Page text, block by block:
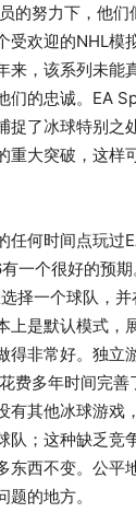
的努力下，他
受欢迎的NHL模
来，该系列未能
们的忠诚。EA
捉了冰球特别之
重大突破，这样
任何时间点玩过
一个很好的预
择一个球队，
上是默认模式，
得非常好。独立
费多年时间完
有其他冰球游戏
队；这种缺乏竞
东西不变。公平
的地方。